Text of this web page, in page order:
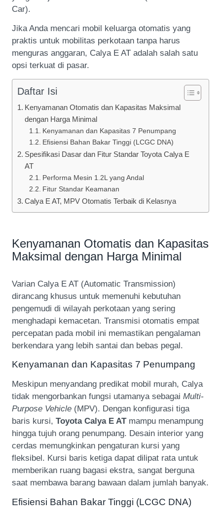
Car).
Jika Anda mencari mobil keluarga otomatis yang
praktis untuk mobilitas perkotaan tanpa harus
menguras anggaran, Calya E AT adalah salah satu
opsi terkuat di pasar.
Daftar Isi
Kenyamanan Otomatis dan Kapasitas Maksimal
dengan Harga Minimal
Kenyamanan dan Kapasitas 7 Penumpang
Efisiensi Bahan Bakar Tinggi (LCGC DNA)
Spesifikasi Dasar dan Fitur Standar Toyota Calya E
AT
Performa Mesin 1.2L yang Andal
Fitur Standar Keamanan
Calya E AT, MPV Otomatis Terbaik di Kelasnya
Kenyamanan Otomatis dan Kapasitas
Maksimal dengan Harga Minimal
Varian Calya E AT (Automatic Transmission)
dirancang khusus untuk memenuhi kebutuhan
pengemudi di wilayah perkotaan yang sering
menghadapi kemacetan. Transmisi otomatis empat
percepatan pada mobil ini memastikan pengalaman
berkendara yang lebih santai dan bebas pegal.
Kenyamanan dan Kapasitas 7 Penumpang
Meskipun menyandang predikat mobil murah, Calya
tidak mengorbankan fungsi utamanya sebagai Multi-
Purpose Vehicle (MPV). Dengan konfigurasi tiga
baris kursi, Toyota Calya E ATmampu menampung
hingga tujuh orang penumpang. Desain interior yang
cerdas memungkinkan pengaturan kursi yang
fleksibel. Kursi baris ketiga dapat dilipat rata untuk
memberikan ruang bagasi ekstra, sangat berguna
saat membawa barang bawaan dalam jumlah banyak.
Efisiensi Bahan Bakar Tinggi (LCGC DNA)